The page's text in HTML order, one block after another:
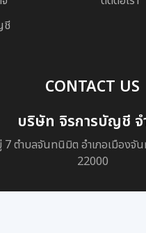
ชี
CONTACT US
บริษัท จิรการบัญชี จ
ตำบลจันทนิมิต อำเภอเมืองจั
22000